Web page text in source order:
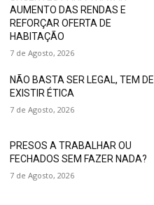
AUMENTO DAS RENDAS E
REFORÇAR OFERTA DE
HABITAÇÃO
7 de Agosto, 2026
NÃO BASTA SER LEGAL, TEM DE
EXISTIR ÉTICA
7 de Agosto, 2026
PRESOS A TRABALHAR OU
FECHADOS SEM FAZER NADA?
7 de Agosto, 2026